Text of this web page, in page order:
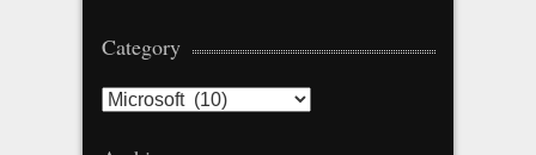
Category
Category